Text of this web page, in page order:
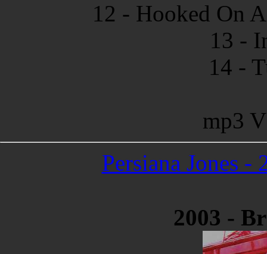
12 - Hooked On
13 -
14 -
mp3
Persiana Jones
2003 -